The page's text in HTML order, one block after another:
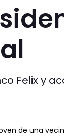
Felix y
de una